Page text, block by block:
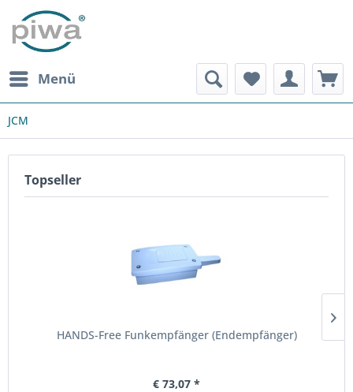
Menü
JCM
Topseller
HANDS-Free Funkempfänger (Endempfänger)
€ 73,07 *